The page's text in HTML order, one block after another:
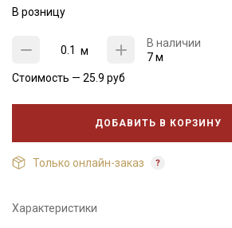
В розницу
м
В наличии
7 м
Стоимость — 25.9 руб
ДОБАВИТЬ В КОРЗИНУ
Только онлайн-заказ
Характеристики